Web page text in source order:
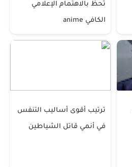
تحظَ بالاهتمام الإعلامي
الكافي anime
ترتيب أقوى أساليب التنفس
في أنمي قاتل الشياطين